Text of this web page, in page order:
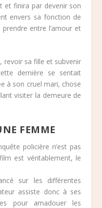
et finira par devenir son
envers sa fonction de
entre l’amour et
revoir sa fille et subvenir
dernière se sentait
à son cruel mari, chose
visiter la demeure de
FEMME
policière n’est pas
est véritablement, le
sur les différentes
assiste donc à ses
pour amadouer les